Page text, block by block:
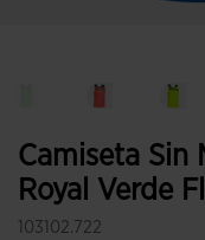
Camiseta Sin
Royal Verde
103102.722